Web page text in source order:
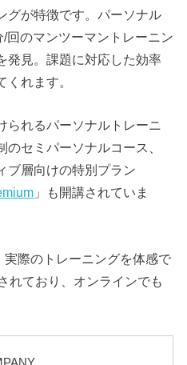
グが特徴です。パーソナル
回のマンツーマントレーニン
発見。課題に対応した効率
れます。
られるパーソナルトレーニ
セミパーソナルコース、
ブ層向けの特別プラン
」も開講されていま
際のトレーニングを体感で
れており、オンラインでも